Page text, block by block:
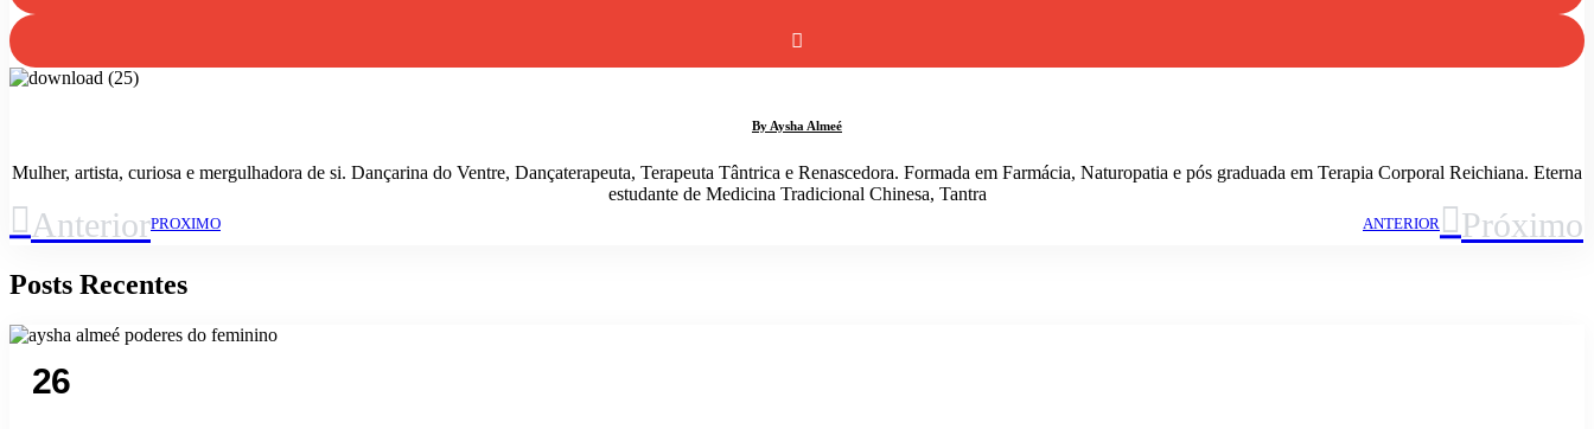
By Aysha Almeé
Mulher, artista, curiosa e mergulhadora de si. Dançarina do Ventre, Dançaterapeuta, Terapeuta Tântrica e Renascedora. Formada em Farmácia, Naturopatia e pós graduada em Terapia Corporal Reichiana. Eterna
estudante de Medicina Tradicional Chinesa, Tantra
AnteriorPROXIMO ANTERIOR Próximo
Posts Recentes
26